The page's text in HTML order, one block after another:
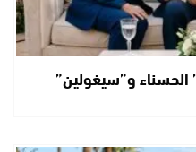
الحسناء و”سيغولين”